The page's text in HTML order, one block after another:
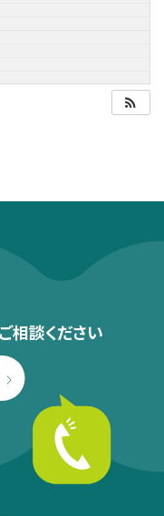
ご相談ください